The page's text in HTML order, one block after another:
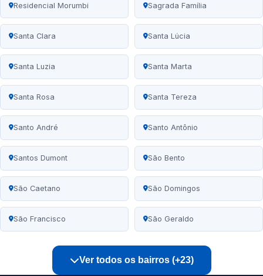
Residencial Morumbi Sagrada Família
Santa Clara Santa Lúcia
Santa Luzia Santa Marta
Santa Rosa Santa Tereza
Santo André Santo Antônio
Santos Dumont São Bento
São Caetano São Domingos
São Francisco São Geraldo
Ver todos os bairros (+23)